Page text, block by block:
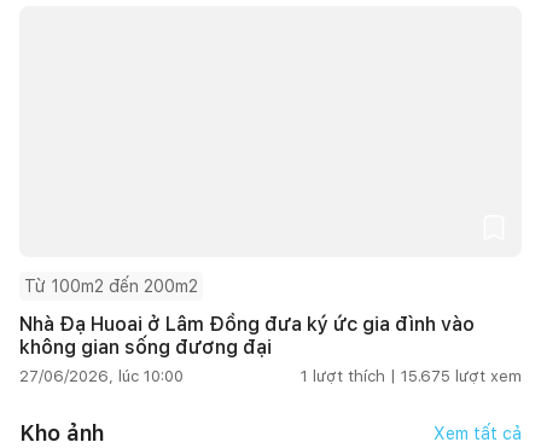
Từ 100m2 đến 200m2
Nhà Đạ Huoai ở Lâm Đồng đưa ký ức gia đình vào
không gian sống đương đại
27/06/2026, lúc 10:00 1 lượt thích | 15.675 lượt xem
Kho ảnh Xem tất cả